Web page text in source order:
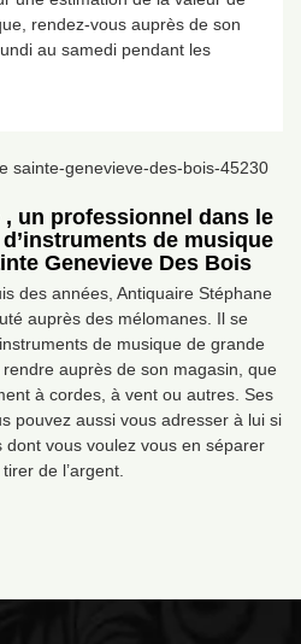
rendez-vous auprès de son
au samedi pendant les
un professionnel dans le
de musique
Genevieve Des Bois
des années, Antiquaire Stéphane
auprès des mélomanes. Il se
de musique de grande
auprès de son magasin, que
à cordes, à vent ou autres. Ses
pouvez aussi vous adresser à lui si
vous voulez vous en séparer
de l’argent.